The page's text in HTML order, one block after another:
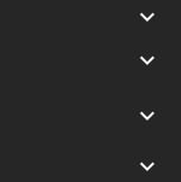



